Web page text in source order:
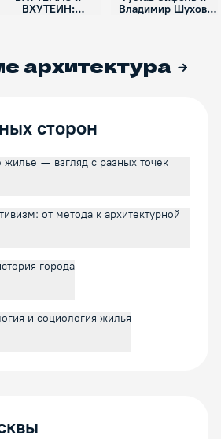
ВХУТЕИН:
Владимир Шухов:
архитектура
сторон
жилье — взгляд с разных точек
от метода к архитектурной
города
и социология жилья